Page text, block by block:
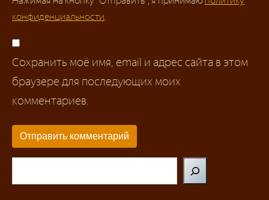
конфиденциальности.
Сохранить моё имя, email и адрес сайта в этом
браузере для последующих моих
комментариев.